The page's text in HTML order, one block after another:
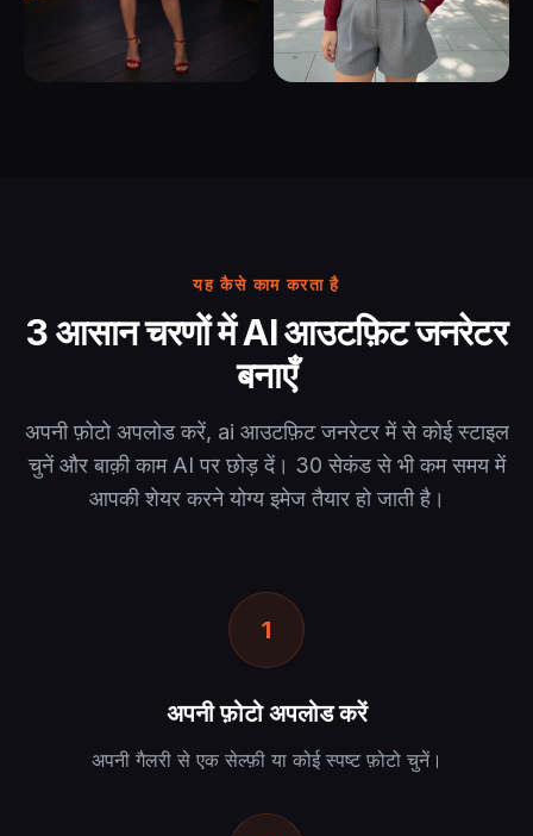
यह कैसे काम करता है
3 आसान चरणों में AI आउटफ़िट जनरेटर
बनाएँ
अपनी फ़ोटो अपलोड करें, ai आउटफ़िट जनरेटर में से कोई स्टाइल
चुनें और बाक़ी काम AI पर छोड़ दें। 30 सेकंड से भी कम समय में
आपकी शेयर करने योग्य इमेज तैयार हो जाती है।
1
अपनी फ़ोटो अपलोड करें
अपनी गैलरी से एक सेल्फ़ी या कोई स्पष्ट फ़ोटो चुनें।